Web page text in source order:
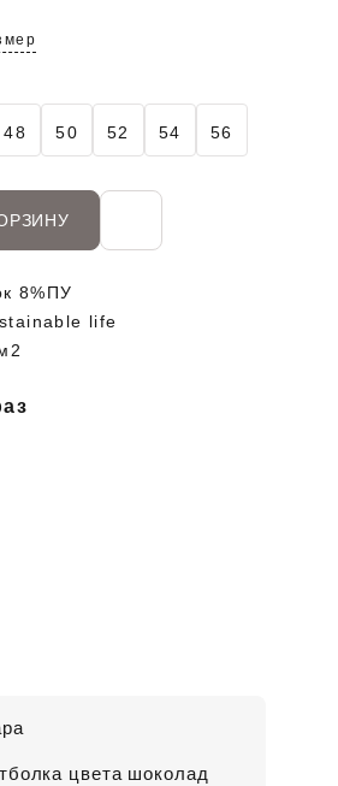
48 50 52 54 56
8%ПУ
life
цвета шоколад